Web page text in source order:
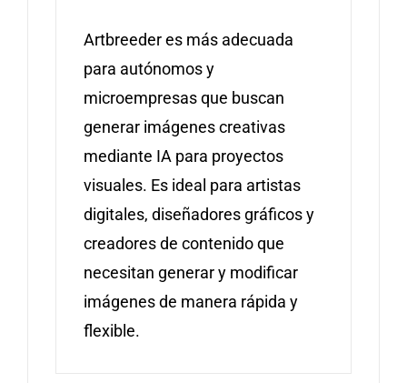
Artbreeder es más adecuada
para autónomos y
microempresas que buscan
generar imágenes creativas
mediante IA para proyectos
visuales. Es ideal para artistas
digitales, diseñadores gráficos y
creadores de contenido que
necesitan generar y modificar
imágenes de manera rápida y
flexible.